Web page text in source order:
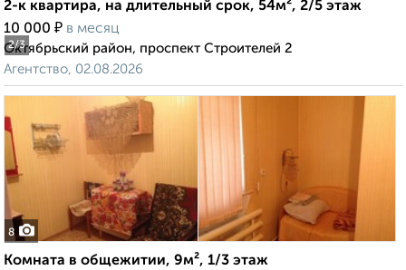
2/3
2-к квартира, на длительный срок, 54м², 2/5 этаж
10 000 ₽ в месяц
Октябрьский район, проспект Строителей 2
Агентство, 02.08.2026
8
Комната в общежитии, 9м², 1/3 этаж